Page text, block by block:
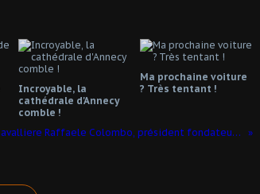
Incroyable, la
cathédrale d'Annecy
comble !
Ma prochaine voiture
? Très tentant !
Il Cavalliere Raffaele Colombo, président fondateur du Festival Zelioli